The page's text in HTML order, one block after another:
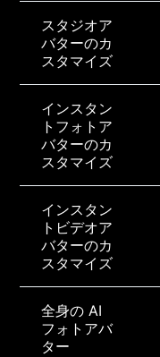
スタジオア
バターのカ
スタマイズ
インスタン
トフォトア
バターのカ
スタマイズ
インスタン
トビデオア
バターのカ
スタマイズ
全身の AI
フォトアバ
ター